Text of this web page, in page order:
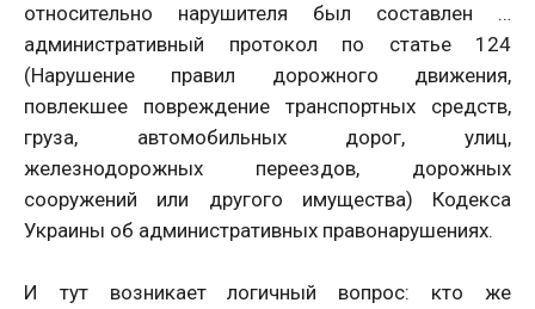
относительно нарушителя был составлен …
административный протокол по статье 124
(Нарушение правил дорожного движения,
повлекшее повреждение транспортных средств,
груза, автомобильных дорог, улиц,
железнодорожных переездов, дорожных
сооружений или другого имущества) Кодекса
Украины об административных правонарушениях.
И тут возникает логичный вопрос: кто же